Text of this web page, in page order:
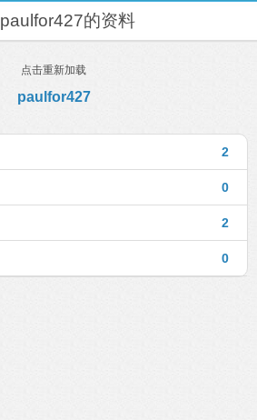
paulfor427的资料
点击重新加载
paulfor427
2
0
2
0